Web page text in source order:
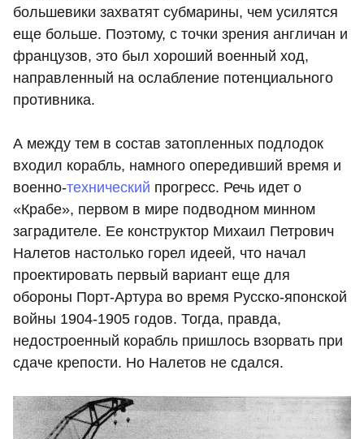
большевики захватят субмарины, чем усилятся
еще больше. Поэтому, с точки зрения англичан и
французов, это был хороший военный ход,
направленный на ослабление потенциального
противника.
А между тем в состав затопленных подлодок
входил корабль, намного опередивший время и
военно-технический прогресс. Речь идет о
«Крабе», первом в мире подводном минном
заградителе. Ее конструктор Михаил Петрович
Налетов настолько горел идеей, что начал
проектировать первый вариант еще для
обороны Порт-Артура во время Русско-японской
войны 1904-1905 годов. Тогда, правда,
недостроенный корабль пришлось взорвать при
сдаче крепости. Но Налетов не сдался.